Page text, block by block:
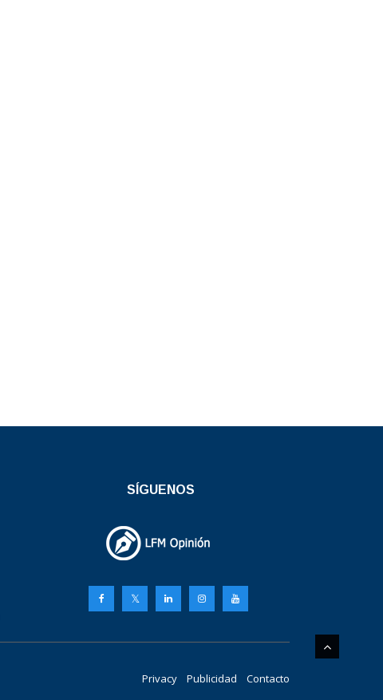
SÍGUENOS
Privacy Publicidad Contacto